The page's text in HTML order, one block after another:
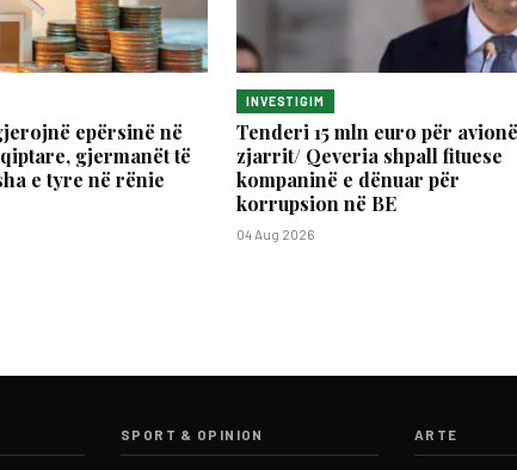
epërsinë në
gjermanët të
e tyre në rënie
INVESTIGIM
Tenderi 15 mln euro për
zjarrit/ Qeveria shpall fituese
kompaninë e dënuar për
korrupsion në BE
04 Aug 2026
SPORT & OPINION ARTE